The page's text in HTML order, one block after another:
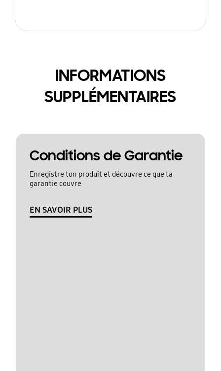
INFORMATIONS
SUPPLÉMENTAIRES
Conditions de Garantie
Enregistre ton produit et découvre ce que ta
garantie couvre
EN SAVOIR PLUS